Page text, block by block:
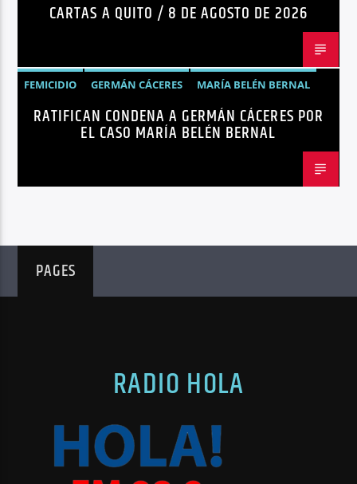
CARTAS A QUITO / 8 DE AGOSTO DE 2026
FEMICIDIO GERMÁN CÁCERES
MARÍA BELÉN BERNAL
NOTICIAS
SEGURIDAD
RATIFICAN CONDENA A GERMÁN CÁCERES POR
EL CASO MARÍA BELÉN BERNAL
PAGES
RADIO HOLA